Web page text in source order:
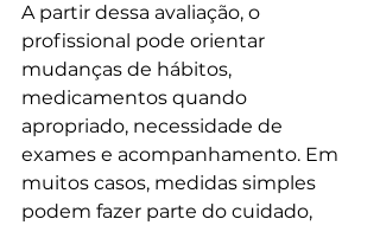
A partir dessa avaliação, o
profissional pode orientar
mudanças de hábitos,
medicamentos quando
apropriado, necessidade de
exames e acompanhamento. Em
muitos casos, medidas simples
podem fazer parte do cuidado,